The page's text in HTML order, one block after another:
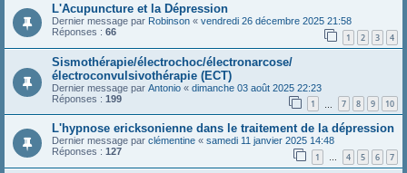
L'Acupuncture et la Dépression
Dernier message par Robinson « vendredi 26 décembre 2025 21:58
Réponses : 66 1 2 3 4
Sismothérapie/électrochoc/électronarcose/
électroconvulsivothérapie (ECT)
Dernier message par Antonio « dimanche 03 août 2025 22:23
Réponses : 199 1 7 8 9 10
L'hypnose ericksonienne dans le traitement de la dépression
Dernier message par clémentine « samedi 11 janvier 2025 14:48
Réponses : 127 1 … 4 5 6 7